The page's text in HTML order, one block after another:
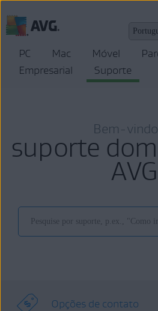
PC Mac Móvel
Empresarial
Suporte
Bem-
suporte
AVG
Opções de contato